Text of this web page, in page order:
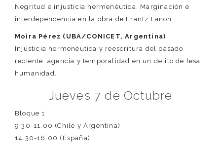
Negritud e injusticia hermenéutica. Marginación e
interdependencia en la obra de Frantz Fanon.
Moira Pérez (UBA/CONICET, Argentina)
Injusticia hermenéutica y reescritura del pasado
reciente: agencia y temporalidad en un delito de lesa
humanidad.
Jueves 7 de Octubre
Bloque 1
9.30-11.00 (Chile y Argentina)
14.30-16.00 (España)